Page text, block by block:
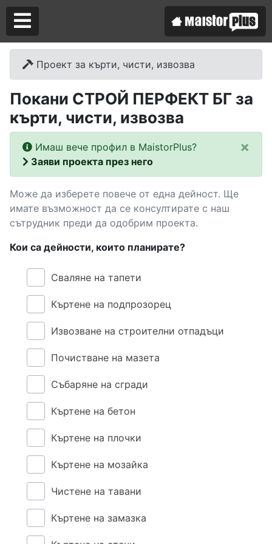
Проект за кърти, чисти, извозва
Покани СТРОЙ ПЕРФЕКТ БГ за
кърти, чисти, извозва
Имаш вече профил в MaistorPlus?
Заяви проекта през него
×
Може да изберете повече от една дейност. Ще
имате възможност да се консултирате с наш
сътрудник преди да одобрим проекта.
Кои са дейности, които планирате?
Сваляне на тапети
Къртене на подпрозорец
Извозване на строителни отпадъци
Почистване на мазета
Събаряне на сгради
Къртене на бетон
Къртене на плочки
Къртене на мозайка
Чистене на тавани
Къртене на замазка
Аз съм майстор